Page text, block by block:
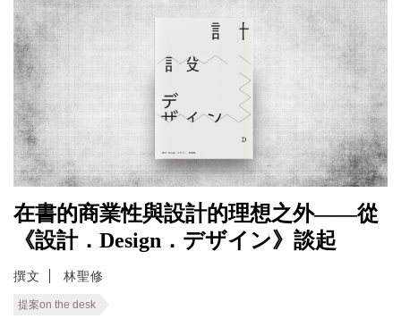
在書的商業性與設計的理想之外——從
《設計．Design．デザイン》談起
撰文 林聖修
提案on the desk